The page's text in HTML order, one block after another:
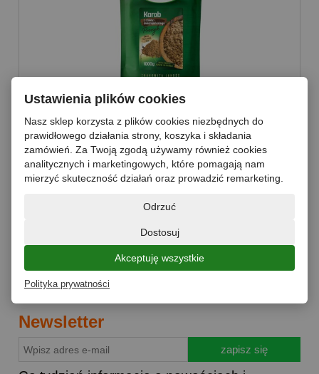
KAROB proszek 1KG TARGROCH
do koszyka
Newsletter
zapisz się
Ustawienia plików cookies
Nasz sklep korzysta z plików cookies niezbędnych do
prawidłowego działania strony, koszyka i składania
zamówień. Za Twoją zgodą używamy również cookies
analitycznych i marketingowych, które pomagają nam
mierzyć skuteczność działań oraz prowadzić remarketing.
Odrzuć
Dostosuj
Akceptuję wszystkie
Polityka prywatności